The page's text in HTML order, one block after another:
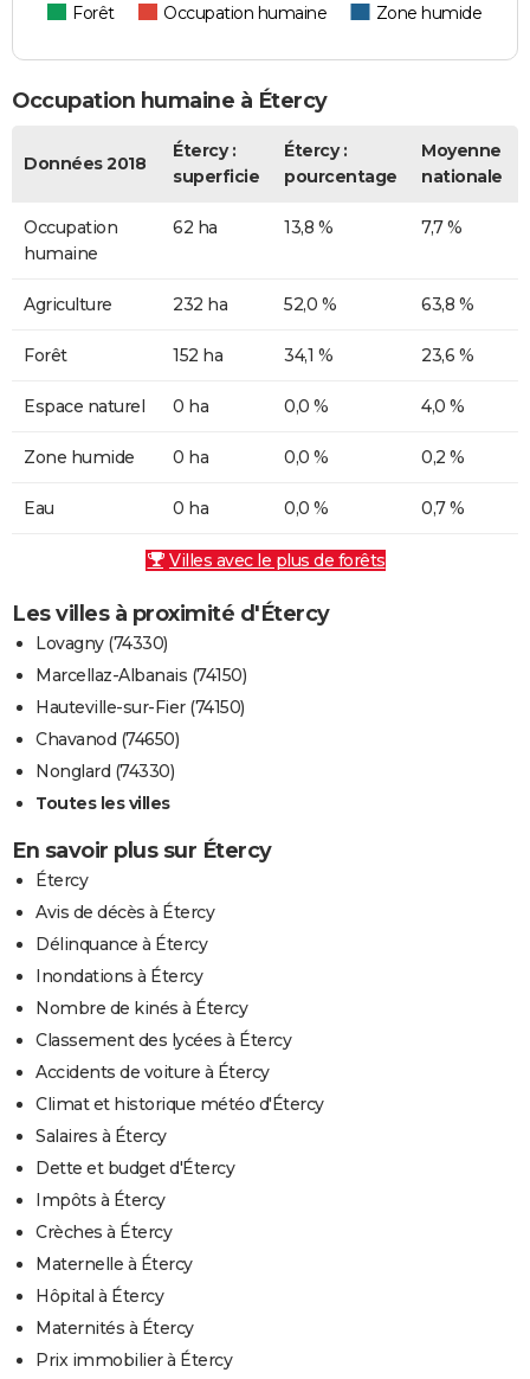
Forêt
Occupation humaine Zone humide
Occupation humaine à Étercy
Données 2018
Étercy :
superficie
Étercy :
pourcentage
Moyenne
nationale
Occupation
humaine
62 ha 13,8 % 7,7 %
Agriculture 232 ha 52,0 % 63,8 %
Forêt 152 ha 34,1 % 23,6 %
Espace naturel 0 ha 0,0 % 4,0 %
Zone humide 0 ha 0,0 % 0,2 %
Eau 0 ha 0,0 % 0,7 %
Villes avec le plus de forêts
Les villes à proximité d'Étercy
Lovagny (74330)
Marcellaz-Albanais (74150)
Hauteville-sur-Fier (74150)
Chavanod (74650)
Nonglard (74330)
Toutes les villes
En savoir plus sur Étercy
Étercy
Avis de décès à Étercy
Délinquance à Étercy
Inondations à Étercy
Nombre de kinés à Étercy
Classement des lycées à Étercy
Accidents de voiture à Étercy
Climat et historique météo d'Étercy
Salaires à Étercy
Dette et budget d'Étercy
Impôts à Étercy
Crèches à Étercy
Maternelle à Étercy
Hôpital à Étercy
Maternités à Étercy
Prix immobilier à Étercy